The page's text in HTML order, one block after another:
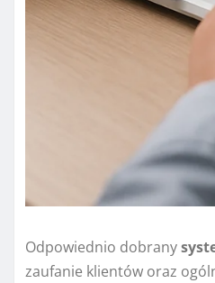
Odpowiednio dobrany
zaufanie klientów oraz